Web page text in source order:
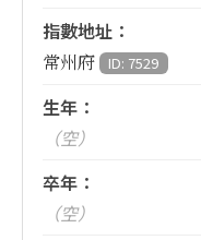
指數地址：
常州府 ID: 7529
生年：
（空）
卒年：
（空）